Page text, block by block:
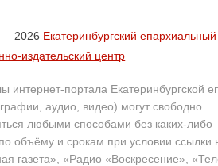
2026 Екатеринбургский епархиальный
издательский центр
интернет-портала Екатеринбургской
аудио, видео) могут свободно
любыми способами без каких-либо
объёму и срокам при условии ссылки
газета», «Радио «Воскресение»,